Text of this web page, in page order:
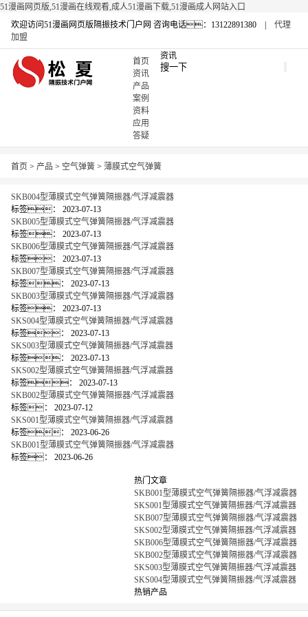
51漫画网页版,51漫画在线观看,成人51漫画下载,51漫画成人网站入口
欢迎访问51漫画网页版隔振技术门户网 咨询电话：13122891380 | 代理
加盟
首页
资讯
产品
案例
资料
应用
答疑
资讯
首页 > 产品 > 空气弹簧 > 薄膜式空气弹簧
SKB004型薄膜式空气弹簧隔振器/气浮减震器
标签：
2023-07-13
SKB005型薄膜式空气弹簧隔振器/气浮减震器
标签：
2023-07-13
SKB006型薄膜式空气弹簧隔振器/气浮减震器
标签：
2023-07-13
SKB007型薄膜式空气弹簧隔振器/气浮减震器
标签：
2023-07-13
SKB003型薄膜式空气弹簧隔振器/气浮减震器
标签：
2023-07-13
SKS004型薄膜式空气弹簧隔振器/气浮减震器
标签：
2023-07-13
SKS003型薄膜式空气弹簧隔振器/气浮减震器
标签：
2023-07-13
SKS002型薄膜式空气弹簧隔振器/气浮减震器
标签：
2023-07-13
SKB002型薄膜式空气弹簧隔振器/气浮减震器
标签：
2023-07-12
SKS001型薄膜式空气弹簧隔振器/气浮减震器
标签：
2023-06-26
SKB001型薄膜式空气弹簧隔振器/气浮减震器
标签：
2023-06-26
热门文章
SKB001型薄膜式空气弹簧隔振器/气浮减震器
SKS001型薄膜式空气弹簧隔振器/气浮减震器
SKB007型薄膜式空气弹簧隔振器/气浮减震器
SKS002型薄膜式空气弹簧隔振器/气浮减震器
SKB006型薄膜式空气弹簧隔振器/气浮减震器
SKB002型薄膜式空气弹簧隔振器/气浮减震器
SKS003型薄膜式空气弹簧隔振器/气浮减震器
SKS004型薄膜式空气弹簧隔振器/气浮减震器
热销产品